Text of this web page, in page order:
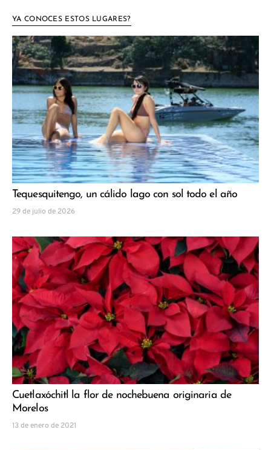
YA CONOCES ESTOS LUGARES?
Tequesquitengo, un cálido lago con sol todo el año
29 de julio de 2026
Cuetlaxóchitl la flor de nochebuena originaria de
Morelos
13 de enero de 2021